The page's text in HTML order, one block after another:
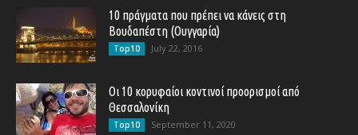
10 πράγματα που πρέπει να κάνεις στη
Βουδαπέστη (Ουγγαρία)
Top10 July 22, 2016
Οι 10 κορυφαίοι κοντινοί προορισμοί από
Θεσσαλονίκη
Top10 September 11, 2020